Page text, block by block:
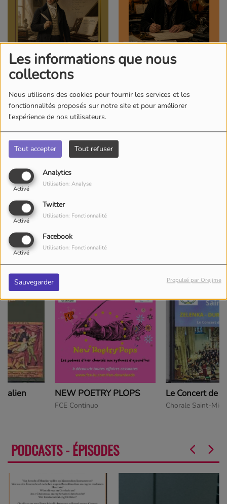
Les informations que nous
collectons
Nous utilisons des cookies pour fournir les services et les
fonctionnalités proposés sur notre site et pour améliorer
l'expérience de nos utilisateurs.
Tout accepter Tout refuser
Analytics
Activé
Utilisation: Analyse
Twitter
Activé
Utilisation: Fonctionnalité
Facebook
Activé
Utilisation: Fonctionnalité
Sauvegarder Propulsé par Orejime
RADIO TIPS - Andreas
Romberg: Quatuor op.21/1
RADIO TIPS - Jorge
violoncelle
PRODUCTIONS (FCE-LU.COM)
NEW POETRY PLOPS Le Concert de Printemps 2023
Chorale Saint-Michel
PODCASTS - ÉPISODES